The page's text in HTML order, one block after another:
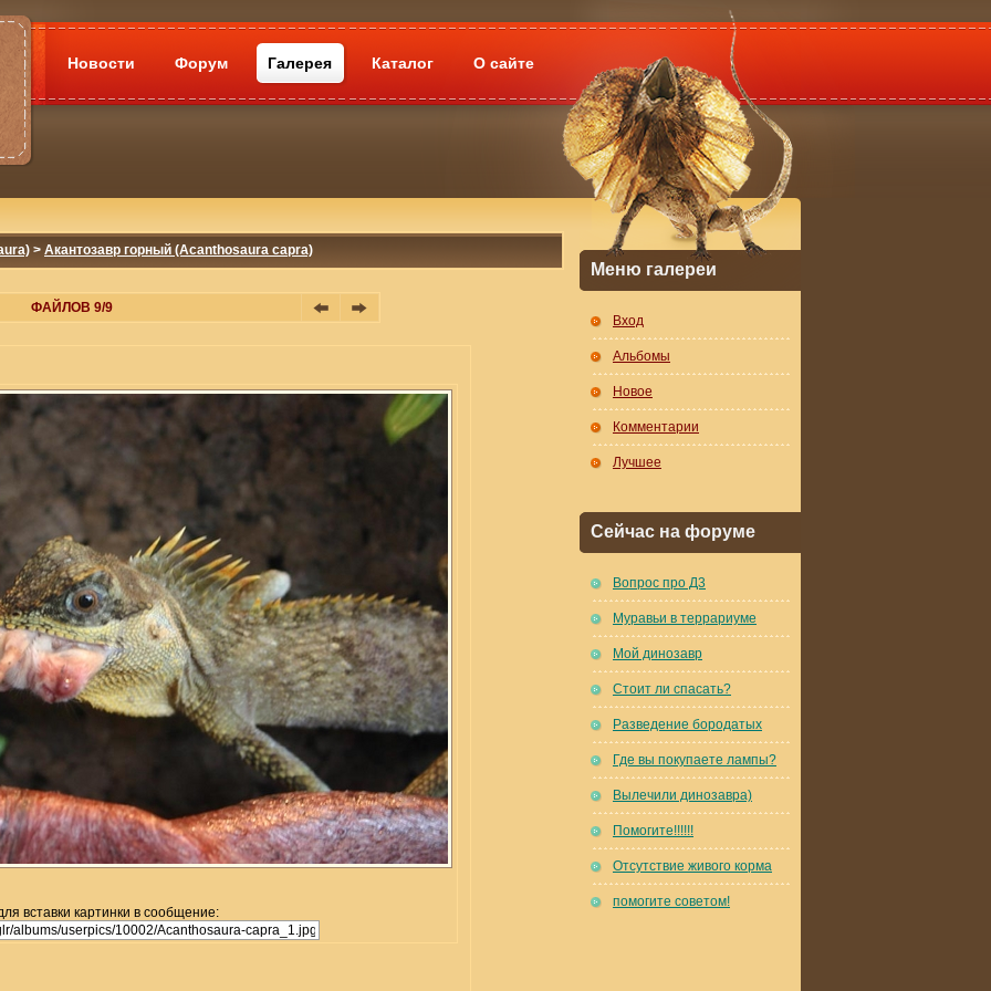
Новости Форум Галерея Каталог О сайте
> Акантозавр горный (Acanthosaura capra)
ФАЙЛОВ 9/9
вставки картинки в сообщение:
Меню галереи
Вход
Альбомы
Новое
Комментарии
Лучшее
Сейчас на форуме
Вопрос про Д3
Муравьи в террариуме
Мой динозавр
Стоит ли спасать?
Разведение бородатых
Где вы покупаете лампы?
Вылечили динозавра)
Помогите!!!!!!
Отсутствие живого корма
помогите советом!